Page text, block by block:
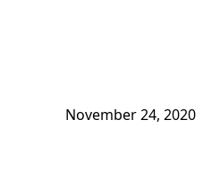
November 24, 2020